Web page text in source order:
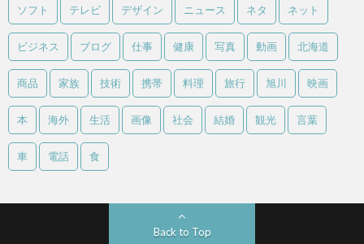
ソフト テレビ デザイン ニュース ネタ ネット
ビジネス ブログ 仕事 健康 写真 動画 北海道
商品 家族 技術 携帯 料理 旅行 旭川 映画
本 海外 生活 画像 社会 結婚 観光 言葉
車 電話 食
Back to Top